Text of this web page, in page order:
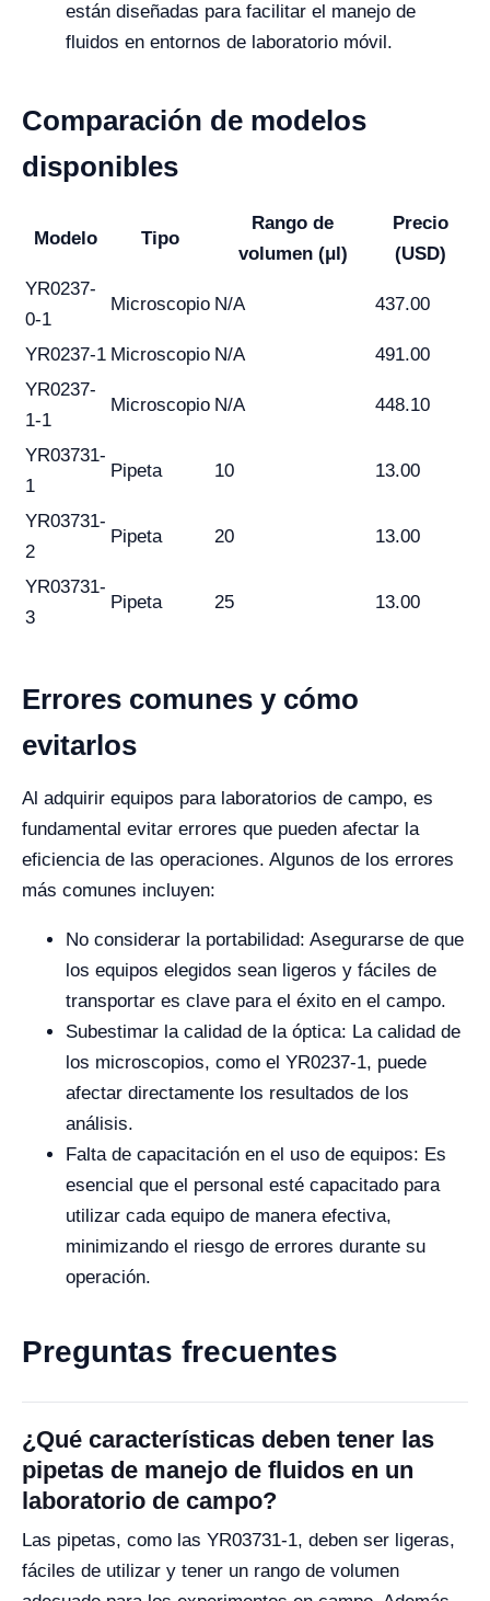
están diseñadas para facilitar el manejo de
fluidos en entornos de laboratorio móvil.
Comparación de modelos
disponibles
Modelo Tipo
Rango de
volumen (μl)
Precio
(USD)
YR0237-
0-1
Microscopio N/A 437.00
YR0237-1 Microscopio N/A
491.00
YR0237-
1-1
Microscopio N/A 448.10
YR03731-
1
Pipeta 10 13.00
YR03731-
2
Pipeta 20 13.00
YR03731-
3
Pipeta 25 13.00
Errores comunes y cómo
evitarlos
Al adquirir equipos para laboratorios de campo, es
fundamental evitar errores que pueden afectar la
eficiencia de las operaciones. Algunos de los errores
más comunes incluyen:
No considerar la portabilidad: Asegurarse de que
los equipos elegidos sean ligeros y fáciles de
transportar es clave para el éxito en el campo.
Subestimar la calidad de la óptica: La calidad de
los microscopios, como el YR0237-1, puede
afectar directamente los resultados de los
análisis.
Falta de capacitación en el uso de equipos: Es
esencial que el personal esté capacitado para
utilizar cada equipo de manera efectiva,
minimizando el riesgo de errores durante su
operación.
Preguntas frecuentes
¿Qué características deben tener las
pipetas de manejo de fluidos en un
laboratorio de campo?
Las pipetas, como las YR03731-1, deben ser ligeras,
fáciles de utilizar y tener un rango de volumen